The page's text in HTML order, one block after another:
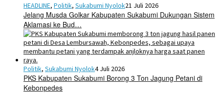
HEADLINE, Politik, Sukabumi Nyolok21 Juli 2026
Jelang Musda Golkar Kabupaten Sukabumi Dukungan Sistem
Aklamasi ke Bud…
Politik, Sukabumi Nyolok4 Juli 2026
PKS Kabupaten Sukabumi Borong 3 Ton Jagung Petani di
Kebonpedes